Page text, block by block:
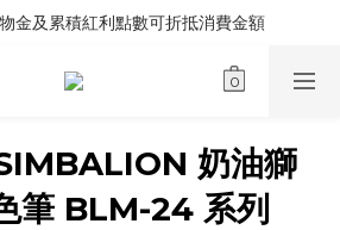
金及累積紅利點數可折抵消費金額
奶油獅
筆 BLM-24 系列